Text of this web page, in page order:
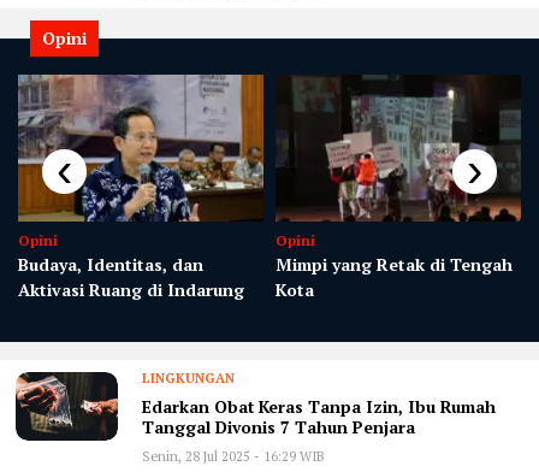
Opini
Opini
Budaya, Identitas, dan
Aktivasi Ruang di Indarung
Opini
Mimpi yang Retak di Tengah
Kota
‹ ›
LINGKUNGAN
Edarkan Obat Keras Tanpa Izin, Ibu Rumah
Tanggal Divonis 7 Tahun Penjara
Senin, 28 Jul 2025 - 16:29 WIB